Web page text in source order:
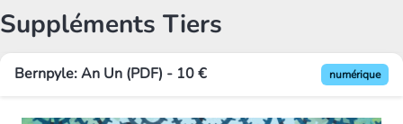
Suppléments Tiers
Bernpyle: An Un (PDF) - 10 € numérique